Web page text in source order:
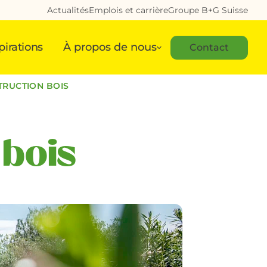
ActualitésEmplois et carrièreGroupe B+G Suisse
À propos de nous Contact
BOIS